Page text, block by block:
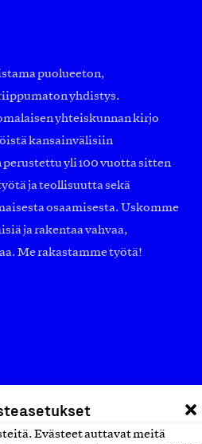
Evästeet auttavat meitä
puolueeton,
yhdistys.
yhteiskunnan kirjo
kansainvälisiin
yli 100 vuotta sitten
ja teollisuutta sekä
osaamisesta. Uskomme
ja rakentaa vahvaa,
Me rakastamme työtä!